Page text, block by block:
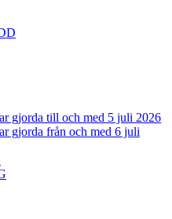
gjorda till och med 5 juli 2026
gjorda från och med 6 juli